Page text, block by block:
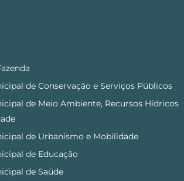
de Conservação e Serviços Públicos
de Meio Ambiente, Recursos Hídricos
de Urbanismo e Mobilidade
de Educação
de Saúde